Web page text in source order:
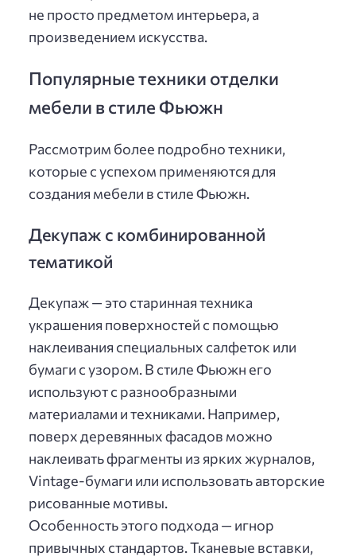
не просто предметом интерьера, а
произведением искусства.
Популярные техники отделки
мебели в стиле Фьюжн
Рассмотрим более подробно техники,
которые с успехом применяются для
создания мебели в стиле Фьюжн.
Декупаж с комбинированной
тематикой
Декупаж — это старинная техника
украшения поверхностей с помощью
наклеивания специальных салфеток или
бумаги с узором. В стиле Фьюжн его
используют с разнообразными
материалами и техниками. Например,
поверх деревянных фасадов можно
наклеивать фрагменты из ярких журналов,
Vintage-бумаги или использовать авторские
рисованные мотивы.
Особенность этого подхода — игнор
привычных стандартов. Тканевые вставки,